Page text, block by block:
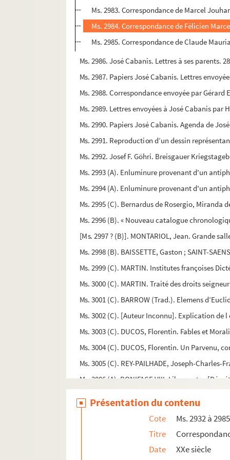
Ms. 2983. Correspondance de Marcel
Ms. 2984. Correspondance de Félicien
Ms. 2985. Correspondance de Claude
Ms. 2986. José Cabanis. Lettres à ses parents.
Ms. 2987. Papiers José Cabanis. Lettres
Ms. 2988. Correspondance envoyée par Gérard
Ms. 2989. Lettres envoyées à José Cabanis
Ms. 2990. Papiers José Cabanis. Agenda de
Ms. 2991. Reproduction d’un dessin
Ms. 2992. Josef F. Göhri. Breisgauer
Ms. 2993 (A). Enluminure provenant d'un
Ms. 2994 (A). Enluminure provenant d'un
Ms. 2995 (C). Bernardus de Rosergio,
Ms. 2996 (B). « Nouveau catalogue
[Ms. 2997 ? (B)]. MONTARIOL, Jean. Grande
Ms. 2998 (B). BAISSETTE, Gaston ; SAINT-
Ms. 2999 (C). MARTIN. Institutes françoises
Ms. 3000 (C). MARTIN. Traité des droits
Ms. 3001 (C). BARROW (Trad.). Elemens
Ms. 3002 (C). [Auteur Inconnu]. Explication de
Ms. 3003 (C). DUCOS, Florentin. Fables et
Ms. 3004 (C). DUCOS, Florentin. Un Parvenu,
Ms. 3005 (C). REY-PAILHADE, Joseph-
Ms. 3006 (A). BONIFACE VIII. Liber sextus
Présentation du contenu
Cote
Ms. 2932 à 2985
Titre
Date
XXe siècle